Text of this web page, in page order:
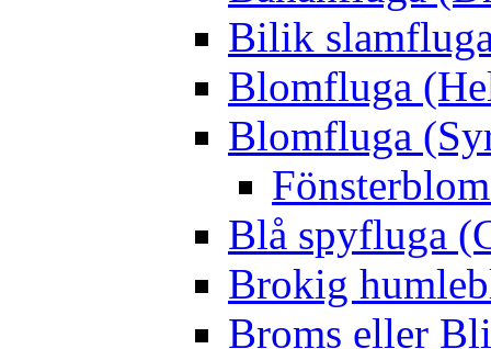
Bilik
Blomfluga
Blomfluga
Blå spyfluga
Brokig
Broms eller